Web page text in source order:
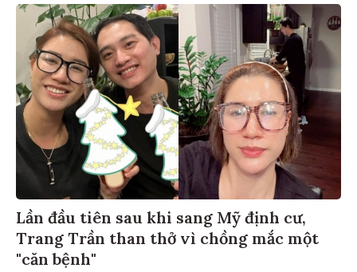
Lần đầu tiên sau khi sang Mỹ định cư,
Trang Trần than thở vì chồng mắc một
"căn bệnh"